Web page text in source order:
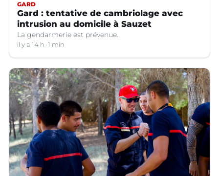
GARD
Gard : tentative de cambriolage avec
intrusion au domicile à Sauzet
La gendarmerie est prévenue.
il y a 14 h 1 min